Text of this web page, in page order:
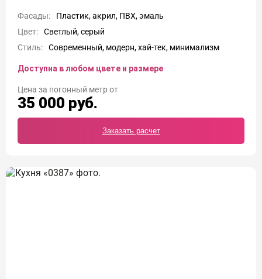
Фасады:
Пластик, акрил, ПВХ, эмаль
Цвет:
Светлый, серый
Стиль:
Современный, модерн, хай-тек, минимализм
Доступна в любом цвете и размере
Цена
35 000 руб.
Заказать расчет